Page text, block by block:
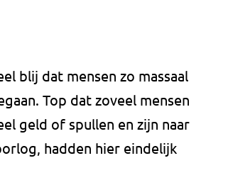
blij dat mensen zo massaal
Top dat zoveel mensen
geld of spullen en zijn naar
hadden hier eindelijk